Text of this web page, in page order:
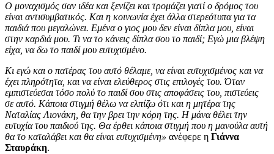
Ο μοναχισμός σαν ιδέα και ξενίζει και τρομάζει γιατί ο δρόμος του
είναι αντισυμβατικός. Και η κοινωνία έχει άλλα στερεότυπα για τα
παιδιά που μεγαλώνει. Εμένα ο γιος μου δεν είναι δίπλα μου, είναι
στην καρδιά μου. Τι να το κάνεις δίπλα σου το παιδί; Εγώ μια βλέψη
είχα, να δω το παιδί μου ευτυχισμένο.
Κι εγώ και ο πατέρας του αυτό θέλαμε, να είναι ευτυχισμένος και να
έχει πληρότητα, και να είναι ελεύθερος στις επιλογές του. Όταν
εμπιστεύεσαι τόσο πολύ το παιδί σου στις αποφάσεις του, πιστεύεις
σε αυτό. Κάποια στιγμή θέλω να ελπίζω ότι και η μητέρα της
Ναταλίας Λιονάκη, θα την βρει την κόρη της. Η μάνα θέλει την
ευτυχία του παιδιού της. Θα έρθει κάποια στιγμή που η μανούλα αυτή
θα το καταλάβει και θα είναι ευτυχισμένη» ανέφερε η Γιάννα
Σταυράκη.